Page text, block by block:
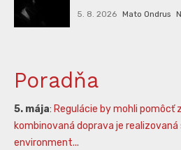
5. 8. 2026 Mato Ondrus
Poradňa
5. mája: Regulácie by mohli pomôcť
kombinovaná doprava je
environment...